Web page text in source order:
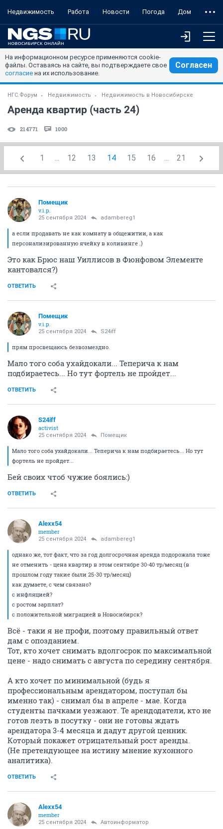
Недвижимость Работа Новости Погода Дом
На информационном ресурсе применяются cookie-
файлы. Оставаясь на сайте, вы подтверждаете свое
согласие на их использование.
Согласен
НГС.Форум Недвижимость Недвижимость в Новосибирске
Аренда квартир (часть 24)
214771 1000
1 ... 12 13 14 15 16 ... 21
Помещик
v.i.p.
25 сентября 2024 adambereg1
а если продавать не как комнату в общежитии, а как
персонализированную ячейку в коливинге .)
Это как Брюс наш Уиллисов в Фюнфовом Элементе
кантовался?)
ОТВЕТИТЬ
Помещик
v.i.p.
25 сентября 2024 S24iff
прям просвещаюсь безвозмездно.
Мало того соба ухайдокали... Теперича к нам
подбираетесь... Но тут фортель не пройдет...
ОТВЕТИТЬ
S24iff
activist
25 сентября 2024 Помещик
Мало того соба ухайдокали... Теперича к нам подбираетесь... Но тут
фортель не пройдет...
Бей своих чтоб чужие боялись:)
ОТВЕТИТЬ
Alexx54
member
25 сентября 2024 adambereg1
однако же, тот факт, что за год долгосрочная аренда подорожала тоже
не отменить - цена квартир в этом сентябре 30-40 тр/месяц (в
прошлом году такие были 25-30 тр/месяц)
как думаете, с чем связано?
с инфляцией?
с ростом зарплат?
с положительной миграцией в Новосибирск?
Всё - таки я не профи, поэтому правильный ответ
дам с опозданием.
Тот, кто хочет снимать вдолгосрок по максимальной
цене - надо снимать с августа по середину сентября.
А кто хочет по минимальной (будь я
профессиональным арендатором, поступал бы
именно так) - снимал бы в апреле - мае. Когда
студенты пачками уезжают. Те арендодатели, кто не
готов лезть в посутку - они не готовы ждать
арендатора 3-4 месяца и дадут другой ценник.
Который покажет отрицательный рост аренды.
(Не претендующее на истину мнение кухонного
аналитика).
ОТВЕТИТЬ
Alexx54
member
25 сентября 2024 Автоинформатор